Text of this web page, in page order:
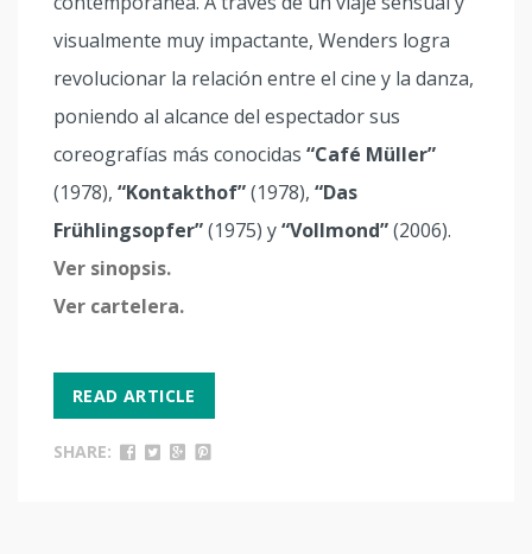
visualmente muy impactante, Wenders logra
revolucionar la relación entre el cine y la danza,
poniendo al alcance del espectador sus
coreografías más conocidas “Café Müller”
(1978), “Kontakthof”(1978), “Das
Frühlingsopfer”(1975) y“Vollmond”(2006).
Ver sinopsis.
Ver cartelera.
READ ARTICLE
SHARE: